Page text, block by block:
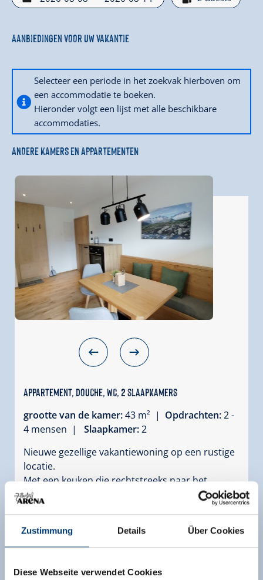
Zustimmung Details Über Cookies
Diese Webseite verwendet Cookies
Breng uw volgende vakantie door in denieuwe
zorgvuldig is doordacht.
Aanbiedingen voor uw vakantie
Selecteer een periode in het zoekvak hierboven om
een accommodatie te boeken.
Hieronder volgt een lijst met alle beschikbare
accommodaties.
ANDERE KAMERS EN APPARTEMENTEN
Appartement, douche, WC, 2 slaapkamers
grootte van de kamer:43 m² | Opdrachten:2 -
4 mensen |
Slaapkamer:2
Nieuwe gezellige vakantiewoning op een rustige
locatie.
Met een keuken die rechtstreeks naar het
zonnige terras leidt.
2 slaapkamers met elk een eigen badkamer.
Skiruimte met een skibootdroger.
Opslagmogelijkheden voor fietsen, barbecue